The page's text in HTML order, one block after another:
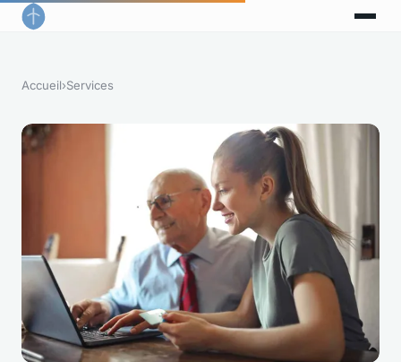
Accueil›Services